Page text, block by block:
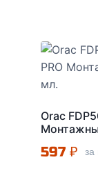
Orac
597₽ за